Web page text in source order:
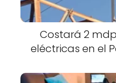
Costará 2
eléctricas en el